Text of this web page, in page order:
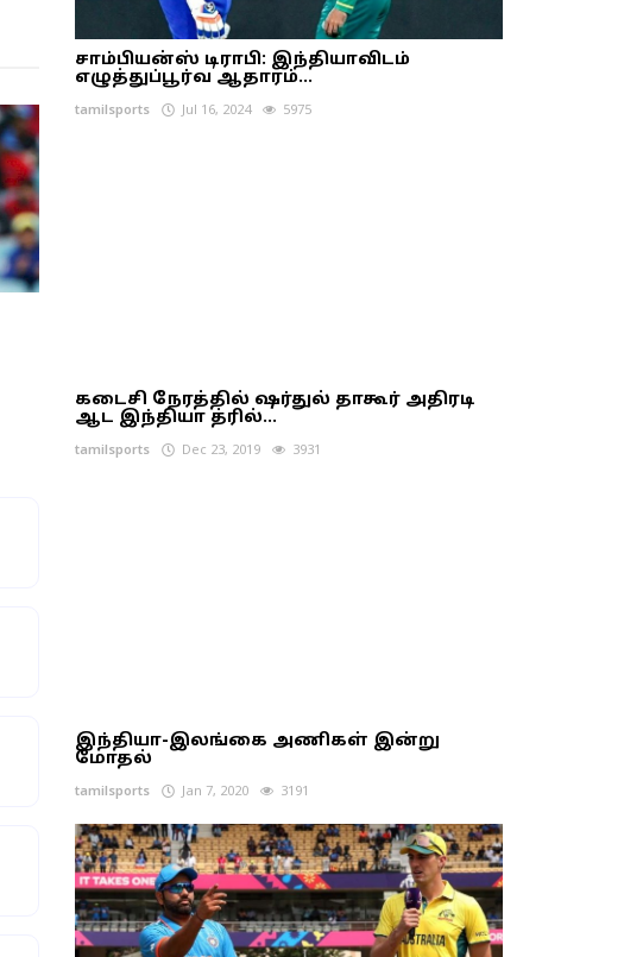
சாம்பியன்ஸ் டிராபி: இந்தியாவிடம்
எழுத்துப்பூர்வ ஆதாரம்...
tamilsports Jul 16, 2024 5975
கடைசி நேரத்தில் ஷர்துல் தாகூர் அதிரடி
ஆட இந்தியா த்ரில்...
tamilsports Dec 23, 2019 3931
இந்தியா-இலங்கை அணிகள் இன்று
மோதல்
tamilsports Jan 7, 2020 3191